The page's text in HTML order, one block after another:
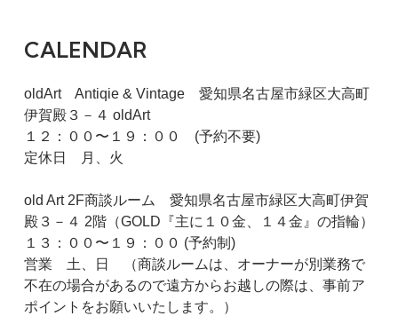
CALENDAR
oldArt Antiqie & Vintage 愛知県名古屋市緑区大高町
伊賀殿３－４ oldArt
１２：００〜１９：００ (予約不要)
定休日 月、火
old Art 2F商談ルーム 愛知県名古屋市緑区大高町伊賀
殿３－４ 2階（GOLD『主に１０金、１４金』の指輪）
１３：００〜１９：００ (予約制)
営業 土、日 （商談ルームは、オーナーが別業務で
不在の場合があるので遠方からお越しの際は、事前ア
ポイントをお願いいたします。）